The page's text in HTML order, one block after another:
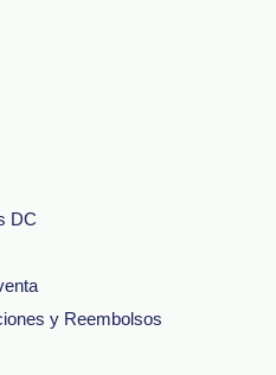
DC
y Reembolsos